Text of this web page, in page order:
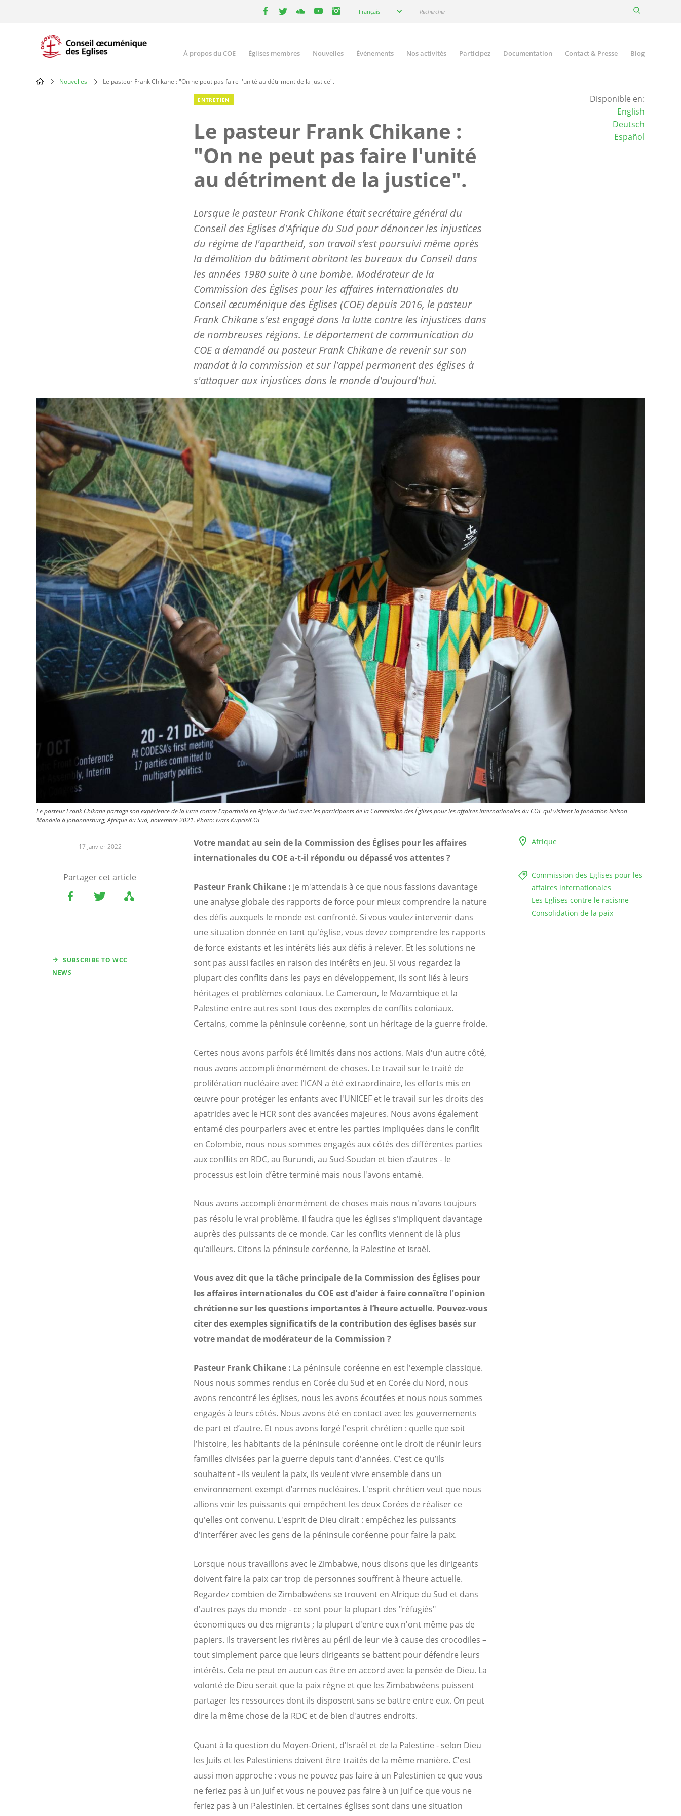
your
Français Rechercher
Main
navigation
À propos du COE Églises membres Nouvelles Événements Nos activités Participez Documentation Contact & Presse Blog
Nouvelles Le pasteur Frank Chikane : "On ne peut pas faire l'unité au détriment de la justice".
ENTRETIEN
Le pasteur Frank Chikane :
"On ne peut pas faire l'unité
au détriment de la justice".
Lorsque le pasteur Frank Chikane était secrétaire général du
Conseil des Églises d'Afrique du Sud pour dénoncer les injustices
du régime de l'apartheid, son travail s’est poursuivi même après
la démolition du bâtiment abritant les bureaux du Conseil dans
les années 1980 suite à une bombe. Modérateur de la
Commission des Églises pour les affaires internationales du
Conseil œcuménique des Églises (COE) depuis 2016, le pasteur
Frank Chikane s'est engagé dans la lutte contre les injustices dans
de nombreuses régions. Le département de communication du
COE a demandé au pasteur Frank Chikane de revenir sur son
mandat à la commission et sur l'appel permanent des églises à
s'attaquer aux injustices dans le monde d'aujourd'hui.
Disponible en:
English
Deutsch
Español
Image
Le pasteur Frank Chikane partage son expérience de la lutte contre l'apartheid en Afrique du Sud avec les participants de la Commission des Églises pour les affaires internationales du COE qui visitent la fondation Nelson
Mandela à Johannesburg, Afrique du Sud, novembre 2021. Photo:Ivars Kupcis/COE
17 Janvier 2022
Partager cet article
SUBSCRIBE TO WCC
NEWS
Afrique
Commission des Eglises pour les
affaires internationales
Les Eglises contre le racisme
Consolidation de la paix
Votre mandat au sein de la Commission des Églises pour les affaires
internationales du COE a-t-il répondu ou dépassé vos attentes ?
Pasteur Frank Chikane : Je m'attendais à ce que nous fassions davantage
une analyse globale des rapports de force pour mieux comprendre la nature
des défis auxquels le monde est confronté. Si vous voulez intervenir dans
une situation donnée en tant qu'église, vous devez comprendre les rapports
de force existants et les intérêts liés aux défis à relever. Et les solutions ne
sont pas aussi faciles en raison des intérêts en jeu. Si vous regardez la
plupart des conflits dans les pays en développement, ils sont liés à leurs
héritages et problèmes coloniaux. Le Cameroun, le Mozambique et la
Palestine entre autres sont tous des exemples de conflits coloniaux.
Certains, comme la péninsule coréenne, sont un héritage de la guerre froide.
Certes nous avons parfois été limités dans nos actions. Mais d'un autre côté,
nous avons accompli énormément de choses. Le travail sur le traité de
prolifération nucléaire avec l'ICAN a été extraordinaire, les efforts mis en
œuvre pour protéger les enfants avec l'UNICEF et le travail sur les droits des
apatrides avec le HCR sont des avancées majeures. Nous avons également
entamé des pourparlers avec et entre les parties impliquées dans le conflit
en Colombie, nous nous sommes engagés aux côtés des différentes parties
aux conflits en RDC, au Burundi, au Sud-Soudan et bien d’autres - le
processus est loin d’être terminé mais nous l'avons entamé.
Nous avons accompli énormément de choses mais nous n'avons toujours
pas résolu le vrai problème. Il faudra que les églises s'impliquent davantage
auprès des puissants de ce monde. Car les conflits viennent de là plus
qu’ailleurs. Citons la péninsule coréenne, la Palestine et Israël.
Vous avez dit que la tâche principale de la Commission des Églises pour
les affaires internationales du COE est d'aider à faire connaître l'opinion
chrétienne sur les questions importantes à l’heure actuelle. Pouvez-vous
citer des exemples significatifs de la contribution des églises basés sur
votre mandat de modérateur de la Commission ?
Pasteur Frank Chikane : La péninsule coréenne en est l'exemple classique.
Nous nous sommes rendus en Corée du Sud et en Corée du Nord, nous
avons rencontré les églises, nous les avons écoutées et nous nous sommes
engagés à leurs côtés. Nous avons été en contact avec les gouvernements
de part et d’autre. Et nous avons forgé l'esprit chrétien : quelle que soit
l'histoire, les habitants de la péninsule coréenne ont le droit de réunir leurs
familles divisées par la guerre depuis tant d'années. C’est ce qu’ils
souhaitent - ils veulent la paix, ils veulent vivre ensemble dans un
environnement exempt d’armes nucléaires. L'esprit chrétien veut que nous
allions voir les puissants qui empêchent les deux Corées de réaliser ce
qu'elles ont convenu. L'esprit de Dieu dirait : empêchez les puissants
d'interférer avec les gens de la péninsule coréenne pour faire la paix.
Lorsque nous travaillons avec le Zimbabwe, nous disons que les dirigeants
doivent faire la paix car trop de personnes souffrent à l’heure actuelle.
Regardez combien de Zimbabwéens se trouvent en Afrique du Sud et dans
d'autres pays du monde - ce sont pour la plupart des "réfugiés"
économiques ou des migrants ; la plupart d'entre eux n'ont même pas de
papiers. Ils traversent les rivières au péril de leur vie à cause des crocodiles –
tout simplement parce que leurs dirigeants se battent pour défendre leurs
intérêts. Cela ne peut en aucun cas être en accord avec la pensée de Dieu. La
volonté de Dieu serait que la paix règne et que les Zimbabwéens puissent
partager les ressources dont ils disposent sans se battre entre eux. On peut
dire la même chose de la RDC et de bien d'autres endroits.
Quant à la question du Moyen-Orient, d'Israël et de la Palestine - selon Dieu
les Juifs et les Palestiniens doivent être traités de la même manière. C'est
aussi mon approche : vous ne pouvez pas faire à un Palestinien ce que vous
ne feriez pas à un Juif et vous ne pouvez pas faire à un Juif ce que vous ne
feriez pas à un Palestinien. Et certaines églises sont dans une situation